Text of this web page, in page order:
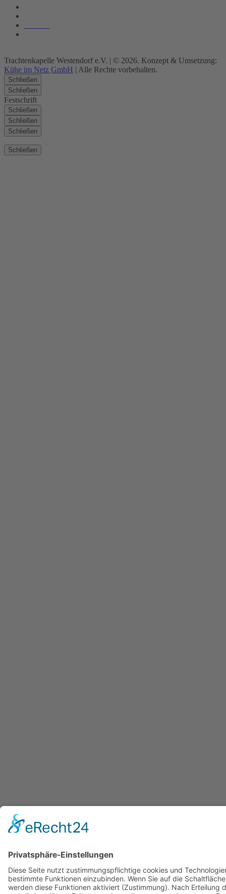
Trachtenkapelle Westendorf e.V. | © 2026. Konzept & Umsetzung:
Kühe im Netz GmbH | Alle Rechte vorbehalten.
Schließen
Schließen
Festschrift
Schließen
Schließen
Schließen
Schließen